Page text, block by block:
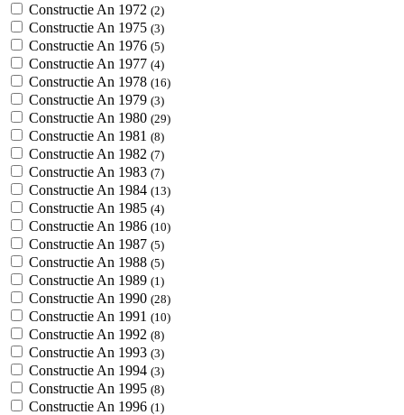
Constructie An 1972 (2)
Constructie An 1975 (3)
Constructie An 1976 (5)
Constructie An 1977 (4)
Constructie An 1978 (16)
Constructie An 1979 (3)
Constructie An 1980 (29)
Constructie An 1981 (8)
Constructie An 1982 (7)
Constructie An 1983 (7)
Constructie An 1984 (13)
Constructie An 1985 (4)
Constructie An 1986 (10)
Constructie An 1987 (5)
Constructie An 1988 (5)
Constructie An 1989 (1)
Constructie An 1990 (28)
Constructie An 1991 (10)
Constructie An 1992 (8)
Constructie An 1993 (3)
Constructie An 1994 (3)
Constructie An 1995 (8)
Constructie An 1996 (1)